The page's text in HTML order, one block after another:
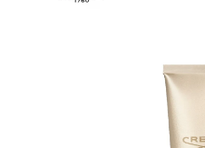
Bildergalerie überspringen